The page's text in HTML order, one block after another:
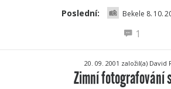
Poslední: Bekele 8. 10.
1
20. 09. 2001 založil(a) David
Zimní fotografování